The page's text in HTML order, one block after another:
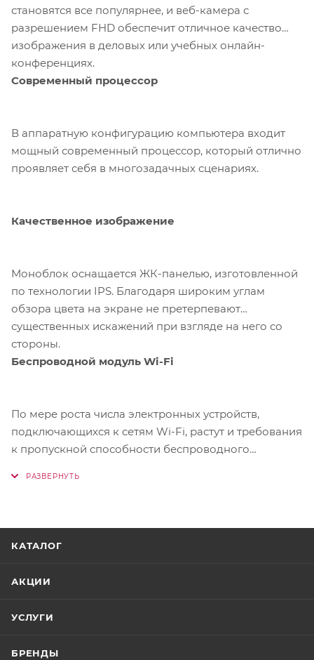
становятся все популярнее, и веб-камера с
разрешением FHD обеспечит отличное качество
изображения в деловых или учебных онлайн-
конференциях.
Современный процессор
В аппаратную конфигурацию компьютера входит
мощный современный процессор, который отлично
проявляет себя в многозадачных сценариях.
Качественное изображение
Моноблок оснащается ЖК-панелью, изготовленной
по технологии IPS. Благодаря широким углам
обзора цвета на экране не претерпевают
существенных искажений при взгляде на него со
стороны.
Беспроводной модуль Wi-Fi
По мере роста числа электронных устройств,
подключающихся к сетям Wi-Fi, растут и требования
к пропускной способности беспроводного
КАТАЛОГ
АКЦИИ
УСЛУГИ
БРЕНДЫ